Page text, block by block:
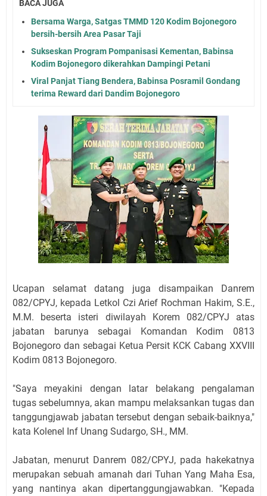
BACA JUGA
Bersama Warga, Satgas TMMD 120 Kodim Bojonegoro
bersih-bersih Area Pasar Taji
Sukseskan Program Pompanisasi Kementan, Babinsa
Kodim Bojonegoro dikerahkan Dampingi Petani
Viral Panjat Tiang Bendera, Babinsa Posramil Gondang
terima Reward dari Dandim Bojonegoro
Ucapan selamat datang juga disampaikan Danrem
082/CPYJ, kepada Letkol Czi Arief Rochman Hakim, S.E.,
M.M. beserta isteri diwilayah Korem 082/CPYJ atas
jabatan barunya sebagai Komandan Kodim 0813
Bojonegoro dan sebagai Ketua Persit KCK Cabang XXVIII
Kodim 0813 Bojonegoro.
"Saya meyakini dengan latar belakang pengalaman
tugas sebelumnya, akan mampu melaksankan tugas dan
tanggungjawab jabatan tersebut dengan sebaik-baiknya,"
kata Kolenel Inf Unang Sudargo, SH., MM.
Jabatan, menurut Danrem 082/CPYJ, pada hakekatnya
merupakan sebuah amanah dari Tuhan Yang Maha Esa,
yang nantinya akan dipertanggungjawabkan. "Kepada